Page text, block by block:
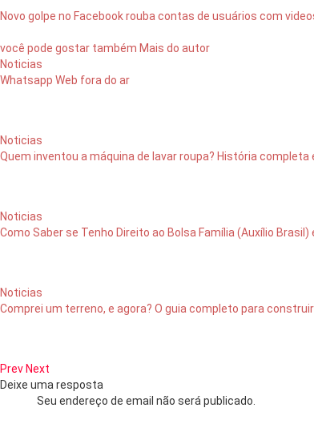
Novo golpe no Facebook rouba contas de usuários com
você pode gostar também Mais do autor
Noticias
Whatsapp Web fora do ar
Noticias
Quem inventou a máquina de lavar roupa? História completa
Noticias
Como Saber se Tenho Direito ao Bolsa Família (Auxílio Brasil)
Noticias
Comprei um terreno, e agora? O guia completo para
Prev Next
Deixe uma resposta
Seu endereço de email não será publicado.